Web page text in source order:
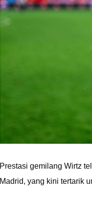
Prestasi gemilang Wirtz
Madrid, yang kini tertarik